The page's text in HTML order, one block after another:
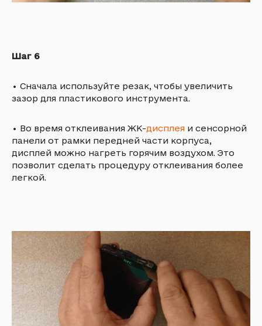
Шаг 6
• Сначала используйте резак, чтобы увеличить
зазор для пластикового инструмента.
• Во время отклеивания ЖК-дисплея и сенсорной
панели от рамки передней части корпуса,
дисплей можно нагреть горячим воздухом. Это
позволит сделать процедуру отклеивания более
легкой.